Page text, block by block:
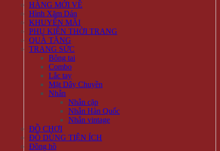
HÀNG MỚI VỀ
Hình Xăm Dán
KHUYẾN MÃI
PHỤ KIỆN THỜI TRANG
QUÀ TẶNG
TRANG SỨC
Bông tai
Combo
Lắc tay
Mặt Dây Chuyền
Nhẫn
Nhẫn cặp
Nhẫn Hàn Quốc
Nhẫn vintage
ĐỒ CHƠI
ĐỒ DÙNG TIỆN ÍCH
Đồng hồ